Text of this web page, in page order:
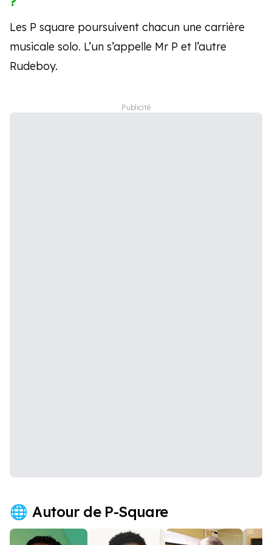
Les P square poursuivent chacun une carrière
musicale solo. L’un s’appelle Mr P et l’autre
Rudeboy.
Autour de P-Square